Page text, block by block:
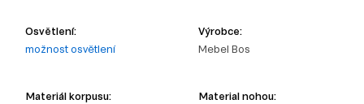
Osvětlení:
možnost osvětlení
Výrobce:
Mebel Bos
Materiál korpusu:
Material nohou: